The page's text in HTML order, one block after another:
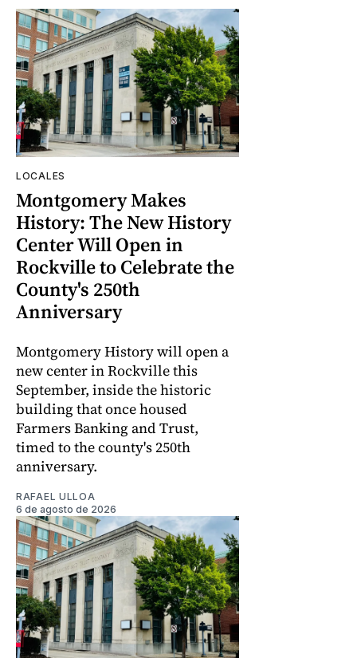
LOCALES
Montgomery Makes
History: The New History
Center Will Open in
Rockville to Celebrate the
County's 250th
Anniversary
Montgomery History will open a
new center in Rockville this
September, inside the historic
building that once housed
Farmers Banking and Trust,
timed to the county's 250th
anniversary.
RAFAEL ULLOA
6 de agosto de 2026